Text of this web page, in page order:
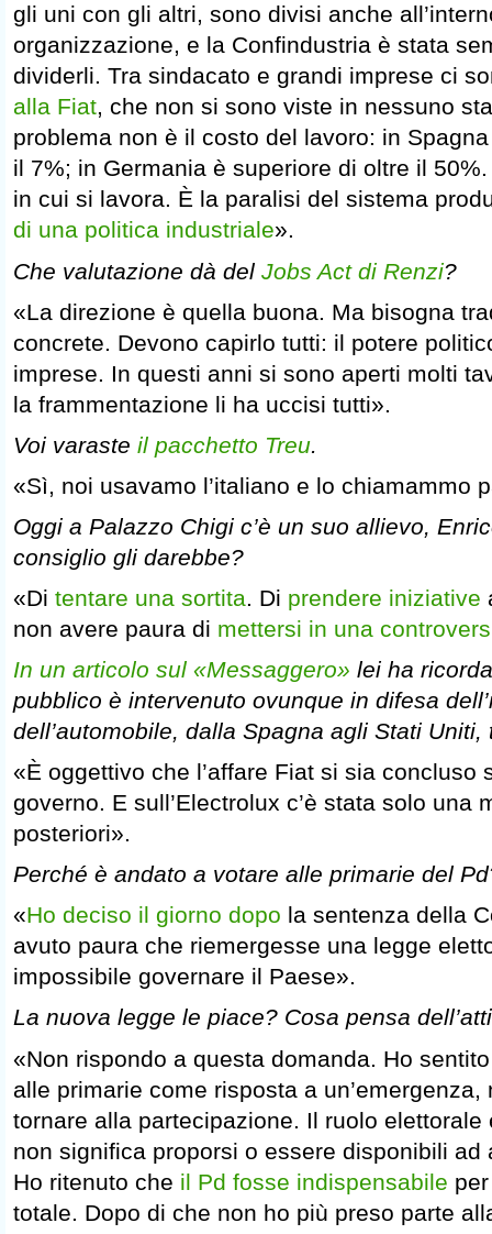
gli uni con gli altri, sono divisi anche
organizzazione, e la Confindustria è stata
dividerli. Tra sindacato e grandi imprese ci
alla Fiat, che non si sono viste in nessuno
problema non è il costo del lavoro: in
il 7%; in Germania è superiore di oltre il
in cui si lavora. È la paralisi del sistema
di una politica industriale».
Che valutazione dà del Jobs Act di Renzi?
«La direzione è quella buona. Ma bisogna
concrete. Devono capirlo tutti: il potere
imprese. In questi anni si sono aperti molti
la frammentazione li ha uccisi tutti».
Voi varaste il pacchetto Treu.
«Sì, noi usavamo l’italiano e lo chiamammo
Oggi a Palazzo Chigi c’è un suo allievo,
consiglio gli darebbe?
«Di tentare una sortita. Di prendere iniziative
non avere paura di mettersi in una
In un articolo sul «Messaggero» lei ha
pubblico è intervenuto ovunque in difesa
dell’automobile, dalla Spagna agli Stati
«È oggettivo che l’affare Fiat si sia concluso
governo. E sull’Electrolux c’è stata solo una
posteriori».
Perché è andato a votare alle primarie del
«Ho deciso il giorno dopo la sentenza della
avuto paura che riemergesse una legge
impossibile governare il Paese».
La nuova legge le piace? Cosa pensa
«Non rispondo a questa domanda. Ho
alle primarie come risposta a
tornare alla partecipazione. Il ruolo elettorale
non significa proporsi o essere disponibili ad
Ho ritenuto che il Pd fosse indispensabile
totale. Dopo di che non ho più preso parte